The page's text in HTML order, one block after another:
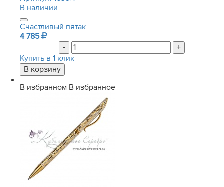
В наличии
Счастливый пятак
4 785
-
+
Купить в 1 клик
В избранном В избранное